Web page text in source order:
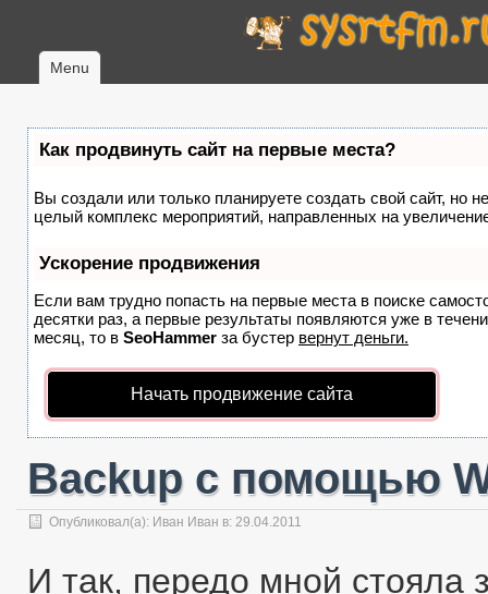
Menu
Как продвинуть сайт на первые места?
Вы создали или только планируете создать свой сайт, но
целый комплекс мероприятий, направленных на
Ускорение продвижения
Если вам трудно попасть на первые места в поиске
десятки раз, а первые результаты появляются уже в
месяц, то в SeoHammer за бустер вернут деньги.
Начать продвижение сайта
Backup с помощью
Опубликовал(а): Иван Иван в: 29.04.2011
И так, передо мной стояла